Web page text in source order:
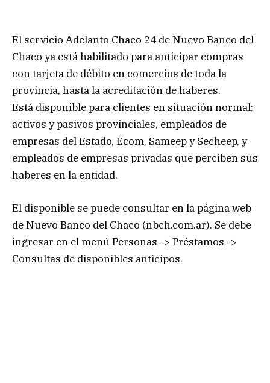
El servicio Adelanto Chaco 24 de Nuevo Banco del
Chaco ya está habilitado para anticipar compras
con tarjeta de débito en comercios de toda la
provincia, hasta la acreditación de haberes.
Está disponible para clientes en situación normal:
activos y pasivos provinciales, empleados de
empresas del Estado, Ecom, Sameep y Secheep, y
empleados de empresas privadas que perciben sus
haberes en la entidad.
El disponible se puede consultar en la página web
de Nuevo Banco del Chaco (nbch.com.ar). Se debe
ingresar en el menú Personas -> Préstamos ->
Consultas de disponibles anticipos.